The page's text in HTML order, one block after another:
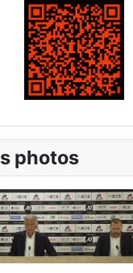
photos